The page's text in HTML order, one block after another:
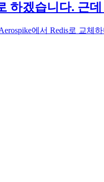
하겠습니다. 근
에서 Redis로 교체